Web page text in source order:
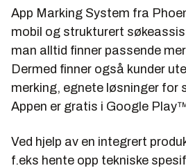
App Marking System fra
mobil og strukturert
man alltid finner passende
Dermed finner også kunder
merking, egnete løsninger for
Appen er gratis i Google
Ved hjelp av en integrert
f.eks hente opp tekniske